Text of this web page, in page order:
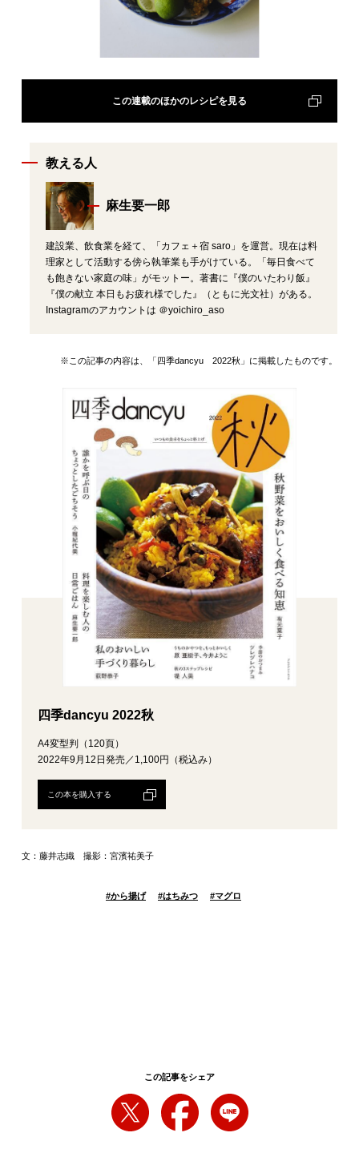
この連載のほかのレシピを見る
教える人
麻生要一郎
建設業、飲食業を経て、「カフェ＋宿 saro」を運営。現在は料
理家として活動する傍ら執筆業も手がけている。「毎日食べて
も飽きない家庭の味」がモットー。著書に『僕のいたわり飯』
『僕の献立 本日もお疲れ様でした』（ともに光文社）がある。
Instagramのアカウントは ＠yoichiro_aso
※この記事の内容は、「四季dancyu 2022秋」に掲載したものです。
四季dancyu 2022秋
A4変型判（120頁）
2022年9月12日発売／1,100円（税込み）
この本を購入する
文：藤井志織 撮影：宮濱祐美子
#から揚げ #はちみつ #マグロ
この記事をシェア